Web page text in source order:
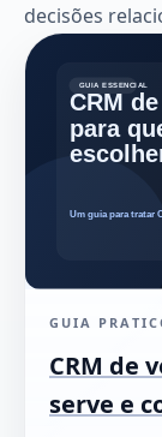
decisões
GUIA
CRM de
serve e